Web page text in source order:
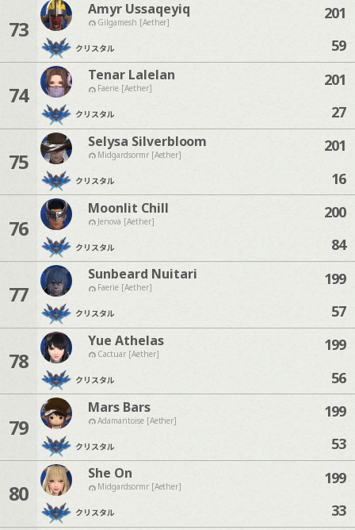
73
Amyr Ussaqeyiq
Gilgamesh [Aether]
クリスタル
201
59
74
Tenar Lalelan
Faerie [Aether]
クリスタル
201
27
75
Selysa Silverbloom
Midgardsormr [Aether]
クリスタル
201
16
76
Moonlit Chill
Jenova [Aether]
クリスタル
200
84
77
Sunbeard Nuitari
Faerie [Aether]
クリスタル
199
57
78
Yue Athelas
Cactuar [Aether]
クリスタル
199
56
79
Mars Bars
Adamantoise [Aether]
クリスタル
199
53
80
She On
Midgardsormr [Aether]
クリスタル
199
33